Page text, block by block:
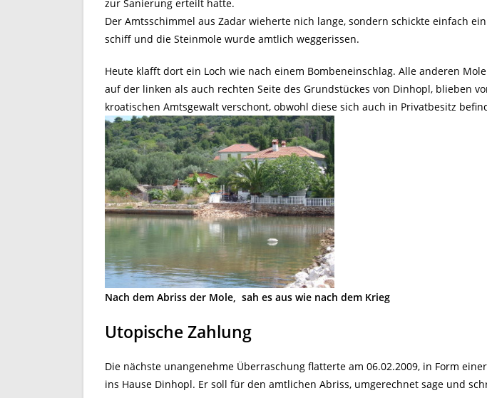
zur Sanierung erteilt hatte.
Der Amtsschimmel aus Zadar wieherte nich lange, sondern schickte einfach
schiff und die Steinmole wurde amtlich weggerissen.
Heute klafft dort ein Loch wie nach einem Bombeneinschlag. Alle anderen
auf der linken als auch rechten Seite des Grundstückes von Dinhopl, blieben
kroatischen Amtsgewalt verschont, obwohl diese sich auch in Privatbesitz
Nach dem Abriss der Mole, sah es aus wie nach dem Krieg
Utopische Zahlung
Die nächste unangenehme Überraschung flatterte am 06.02.2009, in Form
ins Hause Dinhopl. Er soll für den amtlichen Abriss, umgerechnet sage und